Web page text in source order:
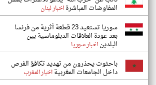
المفاوضات المباشرةاخبار لبنان
سوريا تستعيد 23 قطعة أثرية من فرنسا
بعد عودة العلاقات الدبلوماسية بين
البلديناخبار سوريا
باحثوت يحذرون من تهديد تكافؤ الفرص
داخل الجامعات المغربيةاخبار المغرب